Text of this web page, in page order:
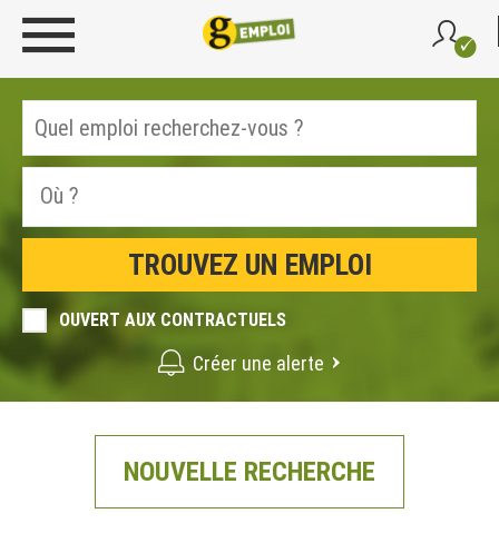
OUVERT AUX CONTRACTUELS
Créer une alerte
NOUVELLE RECHERCHE